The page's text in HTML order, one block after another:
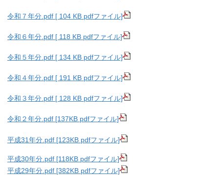
令和７年分.pdf [ 104 KB pdfファイル]
令和６年分.pdf [ 118 KB pdfファイル]
令和５年分.pdf [ 134 KB pdfファイル]
令和４年分.pdf [ 191 KB pdfファイル]
令和３年分.pdf [ 128 KB pdfファイル]
令和２年分.pdf [137KB pdfファイル]
平成31年分.pdf [123KB pdfファイル]
平成30年分.pdf [118KB pdfファイル]
平成29年分.pdf [382KB pdfファイル]